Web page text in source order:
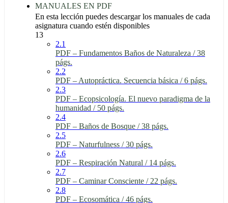
MANUALES EN PDF
En esta lección puedes descargar los manuales de cada
asignatura cuando estén disponibles
13
2.1
PDF – Fundamentos Baños de Naturaleza / 38
págs.
2.2
PDF – Autopráctica. Secuencia básica / 6 págs.
2.3
PDF – Ecopsicología. El nuevo paradigma de la
humanidad / 50 págs.
2.4
PDF – Baños de Bosque / 38 págs.
2.5
PDF – Naturfulness / 30 págs.
2.6
PDF – Respiración Natural / 14 págs.
2.7
PDF – Caminar Consciente / 22 págs.
2.8
PDF – Ecosomática / 46 págs.